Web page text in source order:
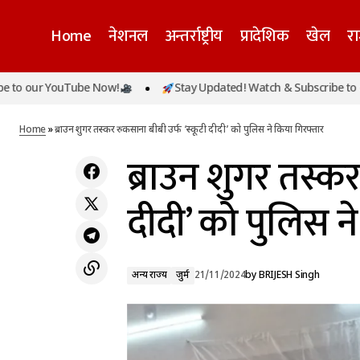
Home नेशनल अन्तर्राष्ट्रीय प्रादेशिक खेल
पंजाब के सरकारी स्कूलों में JEE और NEET पेपर की
YouTube Now! Stay Updated! Watch & Subscribe to our
Home»ब्राउन शुगर तस्कर रुकसाना बीबी उर्फ ‘स्कूटी दीदी’ को पुलिस ने किया गिरफ्तार
ब्राउन शुगर
दीदी’ को पुलिस
अन्य राज्य जुर्म 21/11/2024byBRIJESH Singh